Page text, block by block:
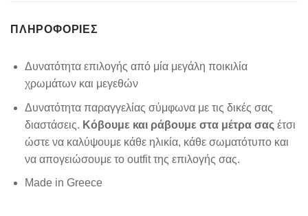
ΠΛΗΡΟΦΟΡΊΕΣ
Δυνατότητα επιλογής από μία μεγάλη ποικιλία
χρωμάτων και μεγεθών
Δυνατότητα παραγγελίας σύμφωνα με τις δικές σας
διαστάσεις. Κόβουμε και ράβουμε στα μέτρα σας έτσι
ώστε να καλύψουμε κάθε ηλικία, κάθε σωματότυπο και
να απογειώσουμε το outfit της επιλογής σας.
Made in Greece